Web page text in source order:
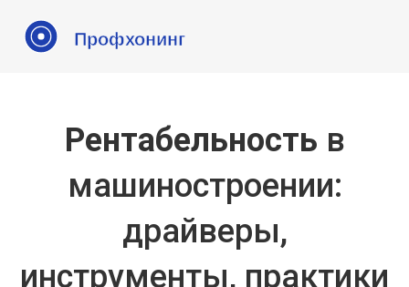
Рентабельность в
машиностроении:
драйверы,
инструменты, практики